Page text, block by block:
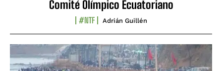
Comité Olímpico Ecuatoriano
#NTF Adrián Guillén